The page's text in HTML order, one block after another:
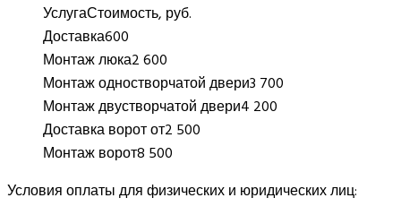
УслугаСтоимость, руб.
Доставка600
Монтаж люка2 600
Монтаж одностворчатой двери3 700
Монтаж двустворчатой двери4 200
Доставка ворот от2 500
Монтаж ворот8 500
Условия оплаты для физических и юридических лиц: